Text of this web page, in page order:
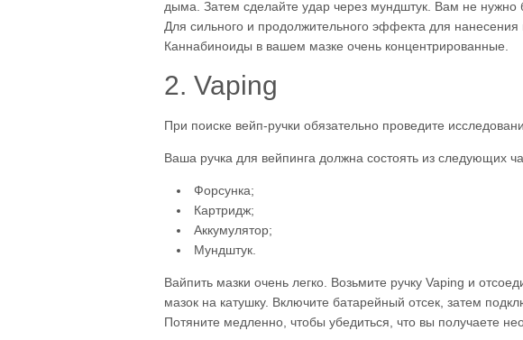
дыма. Затем сделайте удар через мундштук. Вам не нужно
Для сильного и продолжительного эффекта для
Каннабиноиды в вашем мазке очень концентрированные.
2. Vaping
При поиске вейп-ручки обязательно проведите
Ваша ручка для вейпинга должна состоять из следующих
Форсунка;
Картридж;
Аккумулятор;
Мундштук.
Вайпить мазки очень легко. Возьмите ручку Vaping и
мазок на катушку. Включите батарейный отсек, затем
Потяните медленно, чтобы убедиться, что вы получаете